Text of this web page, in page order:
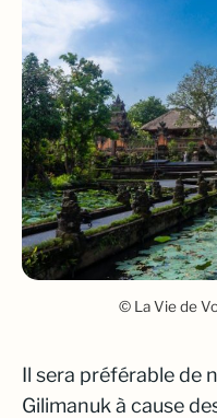
© La Vie de
Il sera préférable de
Gilimanuk à cause